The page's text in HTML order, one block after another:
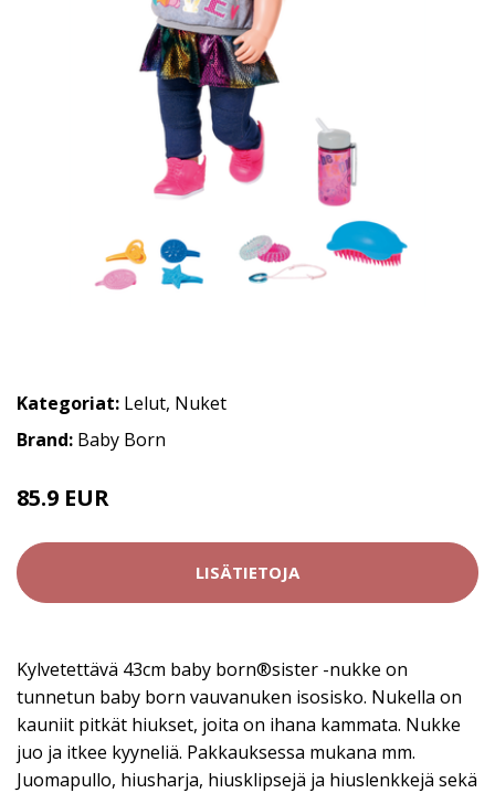
Kategoriat: Lelut, Nuket
Brand: Baby Born
85.9 EUR
LISÄTIETOJA
Kylvetettävä 43cm baby born®sister -nukke on
tunnetun baby born vauvanuken isosisko. Nukella on
kauniit pitkät hiukset, joita on ihana kammata. Nukke
juo ja itkee kyyneliä. Pakkauksessa mukana mm.
Juomapullo, hiusharja, hiusklipsejä ja hiuslenkkejä sekä